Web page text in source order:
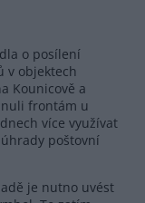
o posílení
v objektech
Kounicově a
frontám u
více využívat
poštovní
je nutno uvést